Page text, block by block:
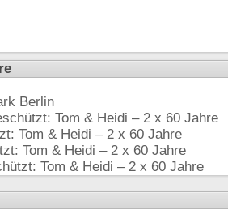
Berlin
Tom & Heidi – 2 x 60 Jahre
Tom & Heidi – 2 x 60 Jahre
Tom & Heidi – 2 x 60 Jahre
Tom & Heidi – 2 x 60 Jahre